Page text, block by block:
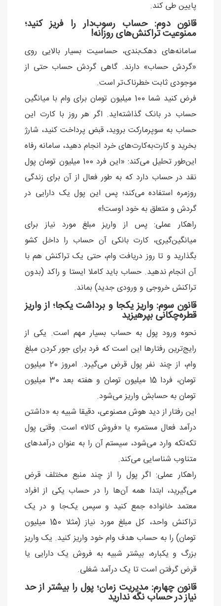
پایین طی کند.
قانون دوم: حساب رسوب‌دار را فریز کنید؛
ممنوعیت تراکنش‌های روزانه!
سامانه‌های دهک‌بندی، حساسیت بسیار بالایی روی
«گردش حساب» دارند. گاهی گردش حساب حتی از
موجودی ثابت خطرناک‌تر است.
فرض کنید شما 100 میلیون تومان برای وام با میانگین
حساب در بانک گذاشته‌اید. اگر هر روز با کارت این
حساب به سوپرمارکت بروید، قبض پرداخت کنید، شارژ
بخرید و کارت‌به‌کارت‌های خرد انجام دهید، سامانه رفاه
این‌طور تحلیل می‌کند: «این فرد 100 میلیون تومان پول
نقد در حساب دارد که به طور فعال از آن برای زندگی
روزمره استفاده می‌کند؛ پس این پول یک دارایی در
گردش و متعلق به خود اوست!»
راهکار عملی: پس از واریز مبلغ مورد نیاز برای
میانگین‌گیری، کارت بانکی آن حساب را داخل کشو
بگذارید و تا روز دریافت وام، حتی یک تراکنش هم با
آن انجام ندهید. حساب باید کاملا ایستا و راکد (بدون
تراکنش خروجی و ورودی جدید) بماند.
قانون سوم: واریز یکجا و برداشت یکجا؛ از واریز
قطره‌چکانی بپرهیزید
نحوه ورود پول به حساب بسیار مهم است. یکی از
رایج‌ترین رفتارها این است که فرد برای جور کردن مبلغ
وام، از چند نفر پول قرض می‌گیرد. امروز 20 میلیون
تومان، فردا 15 میلیون تومان و هفته بعد 30 میلیون
تومان به حسابش واریز می‌شود.
این رفتار از دید هوش مصنوعی، دقیقا شبیه به «داشتن
درآمد فعال مستمر» یا «فروش کالا» است. وقتی پول
تکه‌تکه وارد می‌شود، سیستم آن را به عنوان درآمدهای
متناوب شناسایی می‌کند.
راهکار عملی: اگر پول را از چند منبع مختلف قرض
می‌گیرید، ابتدا همه آن‌ها را در حساب یکی از افراد
معتمد خانواده جمع کنید و سپس یک‌جا و در یک
تراکنش واحد، کل مبلغ مورد نیاز (مثلا 150 میلیون
تومان) را به حساب هدف وام خود واریز کنید. یک واریز
بزرگ و یکباره، بیشتر شبیه به فروش یک دارایی یا
قرض گرفتن است تا یک درآمد شغلی.
قانون چهارم: مدیریت زمان؛ پول را بیشتر از حد
نیاز در حساب نگه ندارید